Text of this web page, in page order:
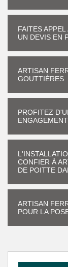
FAITES
UN DEVIS EN
ARTISAN
GOUTTIÈRES
PROFITEZ
CONFIER À
DE POITTE
ARTISAN
POUR LA